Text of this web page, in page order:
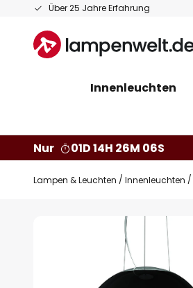
Über 25 Jahre Erfahrung
Zum
springen
Innenleuchten
Nur
01D 14H 26M 05S
Lampen & Leuchten Innenleuchten